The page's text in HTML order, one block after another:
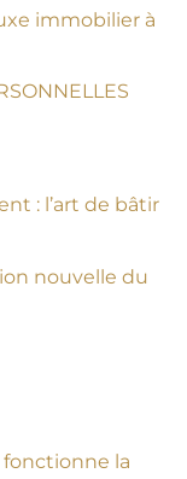
immobilier à
: l’art de bâtir
nouvelle du
fonctionne la